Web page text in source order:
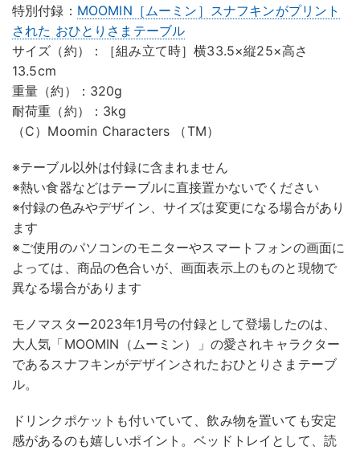
特別付録： MOOMIN［ムーミン］スナフキンがプリント
された おひとりさまテーブル
サイズ（約）：［組み立て時］横33.5×縦25×高さ
13.5cm
重量（約）：320g
耐荷重（約）：3kg
（C）Moomin Characters （TM）
※テーブル以外は付録に含まれません
※熱い食器などはテーブルに直接置かないでください
※付録の色みやデザイン、サイズは変更になる場合があり
ます
※ご使用のパソコンのモニターやスマートフォンの画面に
よっては、商品の色合いが、画面表示上のものと現物で
異なる場合があります
モノマスター2023年1月号の付録として登場したのは、
大人気「MOOMIN（ムーミン）」の愛されキャラクター
であるスナフキンがデザインされたおひとりさまテーブ
ル。
ドリンクポケットも付いていて、飲み物を置いても安定
感があるのも嬉しいポイント。ベッドトレイとして、読